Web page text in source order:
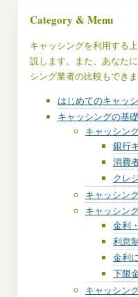
Category & Menu
キャッシングを利用する
説します。また、あなた
シング業者の比較もできま
はじめてのキャッ
キャッシングの基
キャッシン
銀行
消費
クレ
キャッシン
キャッシン
金利
利息
金利
下限
キャッシン